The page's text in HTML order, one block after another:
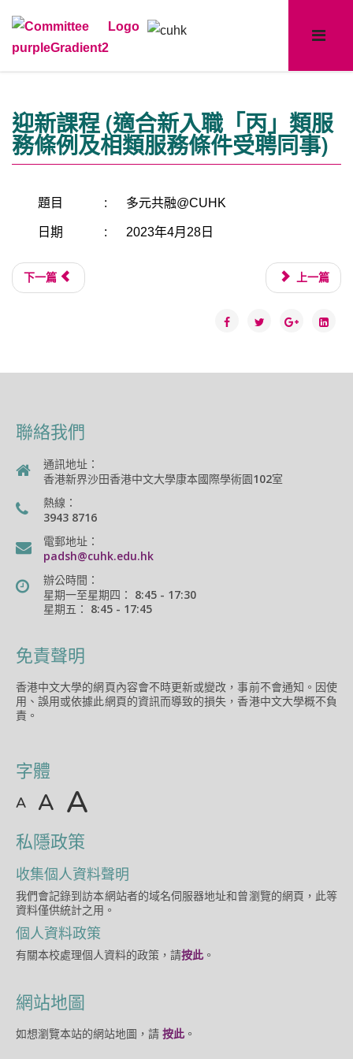
迎新課程 (適合新入職「丙」類服
務條例及相類服務條件受聘同事)
題目 : 多元共融@CUHK
日期 : 2023年4月28日
上一篇
下一篇
聯絡我們
通訊地址：
香港新界沙田香港中文大學康本國際學術園102室
熱線：
3943 8716
電郵地址：
padsh@cuhk.edu.hk
辦公時間：
星期一至星期四： 8:45 - 17:30
星期五： 8:45 - 17:45
免責聲明
香港中文大學的網頁內容會不時更新或變改，事前不會通知。因使
用、誤用或依據此網頁的資訊而導致的損失，香港中文大學概不負
責。
字體
A A A
私隱政策
收集個人資料聲明
我們會記錄到訪本網站者的域名伺服器地址和曾瀏覽的網頁，此等
資料僅供統計之用。
個人資料政策
有關本校處理個人資料的政策，請按此 。
網站地圖
如想瀏覽本站的網站地圖，請 按此 。